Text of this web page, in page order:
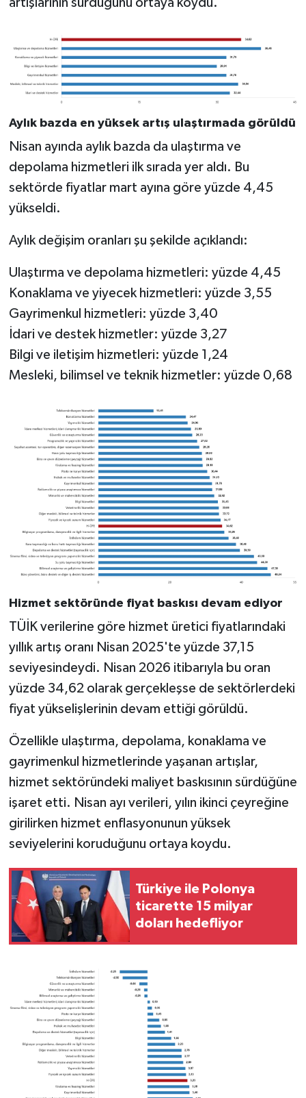
Aylık bazda en yüksek artış ulaştırmada görüldü
Nisan ayında aylık bazda da ulaştırma ve
depolama hizmetleri ilk sırada yer aldı. Bu
sektörde fiyatlar mart ayına göre yüzde 4,45
yükseldi.
Aylık değişim oranları şu şekilde açıklandı:
Ulaştırma ve depolama hizmetleri: yüzde 4,45
Konaklama ve yiyecek hizmetleri: yüzde 3,55
Gayrimenkul hizmetleri: yüzde 3,40
İdari ve destek hizmetler: yüzde 3,27
Bilgi ve iletişim hizmetleri: yüzde 1,24
Mesleki, bilimsel ve teknik hizmetler: yüzde 0,68
Hizmet sektöründe fiyat baskısı devam ediyor
TÜİK verilerine göre hizmet üretici fiyatlarındaki
yıllık artış oranı Nisan 2025'te yüzde 37,15
seviyesindeydi. Nisan 2026 itibarıyla bu oran
yüzde 34,62 olarak gerçekleşse de sektörlerdeki
fiyat yükselişlerinin devam ettiği görüldü.
Özellikle ulaştırma, depolama, konaklama ve
gayrimenkul hizmetlerinde yaşanan artışlar,
hizmet sektöründeki maliyet baskısının sürdüğüne
işaret etti. Nisan ayı verileri, yılın ikinci çeyreğine
girilirken hizmet enflasyonunun yüksek
seviyelerini koruduğunu ortaya koydu.
Türkiye ile Polonya
ticarette 15 milyar
doları hedefliyor